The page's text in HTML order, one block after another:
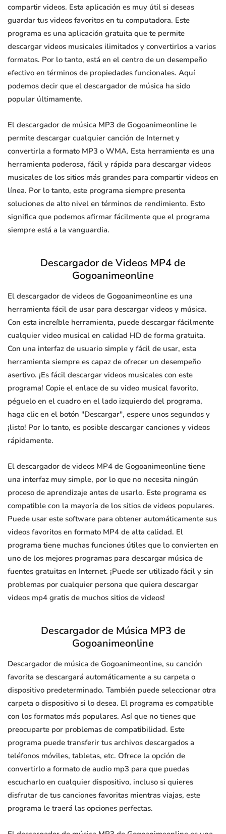
compartir videos. Esta aplicación es muy útil si deseas
guardar tus videos favoritos en tu computadora. Este
programa es una aplicación gratuita que te permite
descargar videos musicales ilimitados y convertirlos a varios
formatos. Por lo tanto, está en el centro de un desempeño
efectivo en términos de propiedades funcionales. Aquí
podemos decir que el descargador de música ha sido
popular últimamente.
El descargador de música MP3 de Gogoanimeonline le
permite descargar cualquier canción de Internet y
convertirla a formato MP3 o WMA. Esta herramienta es una
herramienta poderosa, fácil y rápida para descargar videos
musicales de los sitios más grandes para compartir videos en
línea. Por lo tanto, este programa siempre presenta
soluciones de alto nivel en términos de rendimiento. Esto
significa que podemos afirmar fácilmente que el programa
siempre está a la vanguardia.
Descargador de Videos MP4 de
Gogoanimeonline
El descargador de videos de Gogoanimeonline es una
herramienta fácil de usar para descargar videos y música.
Con esta increíble herramienta, puede descargar fácilmente
cualquier video musical en calidad HD de forma gratuita.
Con una interfaz de usuario simple y fácil de usar, esta
herramienta siempre es capaz de ofrecer un desempeño
asertivo. ¡Es fácil descargar videos musicales con este
programa! Copie el enlace de su video musical favorito,
péguelo en el cuadro en el lado izquierdo del programa,
haga clic en el botón "Descargar", espere unos segundos y
¡listo! Por lo tanto, es posible descargar canciones y videos
rápidamente.
El descargador de videos MP4 de Gogoanimeonline tiene
una interfaz muy simple, por lo que no necesita ningún
proceso de aprendizaje antes de usarlo. Este programa es
compatible con la mayoría de los sitios de videos populares.
Puede usar este software para obtener automáticamente sus
videos favoritos en formato MP4 de alta calidad. El
programa tiene muchas funciones útiles que lo convierten en
uno de los mejores programas para descargar música de
fuentes gratuitas en Internet. ¡Puede ser utilizado fácil y sin
problemas por cualquier persona que quiera descargar
videos mp4 gratis de muchos sitios de videos!
Descargador de Música MP3 de
Gogoanimeonline
Descargador de música de Gogoanimeonline, su canción
favorita se descargará automáticamente a su carpeta o
dispositivo predeterminado. También puede seleccionar otra
carpeta o dispositivo si lo desea. El programa es compatible
con los formatos más populares. Así que no tienes que
preocuparte por problemas de compatibilidad. Este
programa puede transferir tus archivos descargados a
teléfonos móviles, tabletas, etc. Ofrece la opción de
convertirlo a formato de audio mp3 para que puedas
escucharlo en cualquier dispositivo, incluso si quieres
disfrutar de tus canciones favoritas mientras viajas, este
programa le traerá las opciones perfectas.